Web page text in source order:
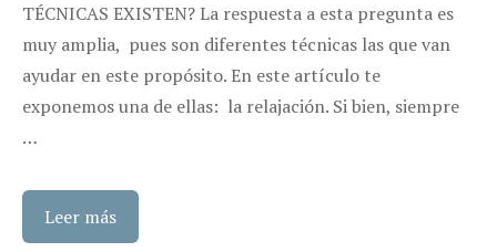
TÉCNICAS EXISTEN? La respuesta a esta pregunta es
muy amplia, pues son diferentes técnicas las que van
ayudar en este propósito. En este artículo te
exponemos una de ellas: la relajación. Si bien, siempre
…
Leer más